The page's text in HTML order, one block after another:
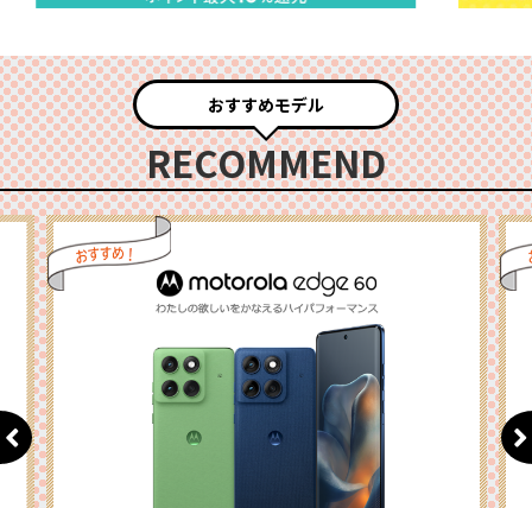
おすすめモデル
RECOMMEND